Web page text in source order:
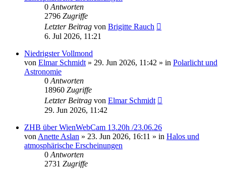
0 Antworten
2796 Zugriffe
Letzter Beitrag von Brigitte Rauch
6. Jul 2026, 11:21
Niedrigster Vollmond
von Elmar Schmidt » 29. Jun 2026, 11:42 » in Polarlicht und
Astronomie
0 Antworten
18960 Zugriffe
Letzter Beitrag von Elmar Schmidt
29. Jun 2026, 11:42
ZHB über WienWebCam 13.20h /23.06.26
von Anette Aslan » 23. Jun 2026, 16:11 » in Halos und
atmosphärische Erscheinungen
0 Antworten
2731 Zugriffe